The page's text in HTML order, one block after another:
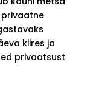
privaatne
kiires ja
privaatsust